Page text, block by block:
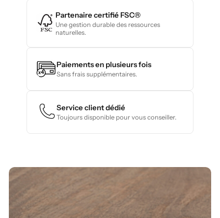
Partenaire certifié FSC®
Une gestion durable des ressources
naturelles.
Paiements en plusieurs fois
Sans frais supplémentaires.
Service client dédié
Toujours disponible pour vous conseiller.